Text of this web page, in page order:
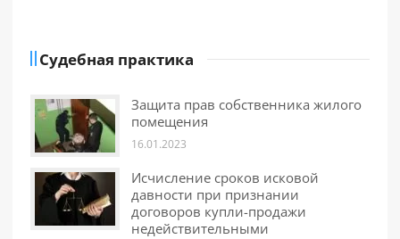
Судебная практика
Защита прав собственника жилого
помещения
16.01.2023
Исчисление сроков исковой
давности при признании
договоров купли-продажи
недействительными